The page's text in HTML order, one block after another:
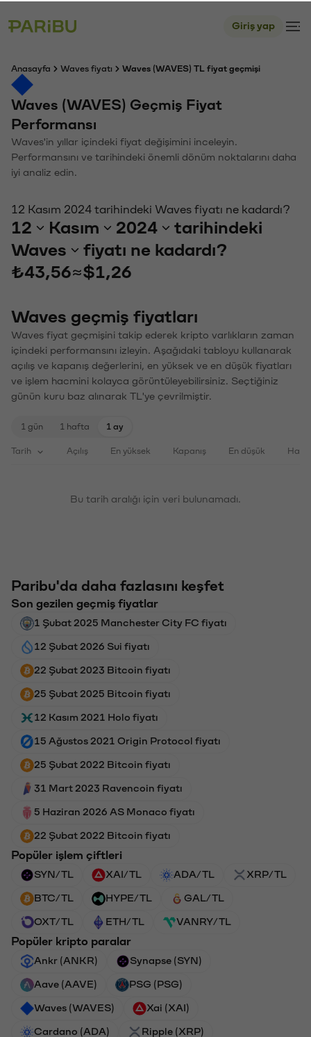
Giriş yap
Anasayfa Waves fiyatı Waves (WAVES) TL fiyat geçmişi
Waves (WAVES) Geçmiş Fiyat
Performansı
Waves'in yıllar içindeki fiyat değişimini inceleyin.
Performansını ve tarihindeki önemli dönüm noktalarını daha
iyi analiz edin.
12 Kasım 2024 tarihindeki Waves fiyatı ne kadardı?
12 Kasım 2024
tarihindeki
Waves
fiyatı ne kadardı?
₺43,56≈$1,26
Waves geçmiş fiyatları
Waves fiyat geçmişini takip ederek kripto varlıkların zaman
içindeki performansını izleyin. Aşağıdaki tabloyu kullanarak
açılış ve kapanış değerlerini, en yüksek ve en düşük fiyatları
ve işlem hacmini kolayca görüntüleyebilirsiniz. Seçtiğiniz
günün kuru baz alınarak TL'ye çevrilmiştir.
1 gün 1 hafta 1 ay
Tarih Açılış En yüksek Kapanış En düşük
Bu tarih aralığı için veri bulunamadı.
Paribu'da daha fazlasını keşfet
Son gezilen geçmiş fiyatlar
1 Şubat 2025 Manchester City FC fiyatı
12 Şubat 2026 Sui fiyatı
22 Şubat 2023 Bitcoin fiyatı
25 Şubat 2025 Bitcoin fiyatı
12 Kasım 2021 Holo fiyatı
15 Ağustos 2021 Origin Protocol fiyatı
25 Şubat 2022 Bitcoin fiyatı
31 Mart 2023 Ravencoin fiyatı
5 Haziran 2026 AS Monaco fiyatı
22 Şubat 2022 Bitcoin fiyatı
Popüler işlem çiftleri
SYN/TL XAI/TL ADA/TL XRP/TL
BTC/TL HYPE/TL GAL/TL
OXT/TL ETH/TL VANRY/TL
Popüler kripto paralar
Ankr (ANKR) Synapse (SYN)
Aave (AAVE) PSG (PSG)
Waves (WAVES) Xai (XAI)
Cardano (ADA) Ripple (XRP)